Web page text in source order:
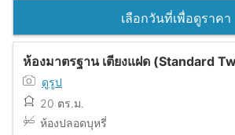
เลือกวันที่เพื่อดูราคา
ห้องมาตรฐาน เตียงแฝด (Standard
ดูรูป
20 ตร.ม.
ห้องปลอดบุหรี่